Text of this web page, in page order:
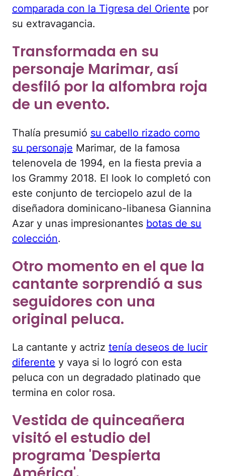
comparada con la Tigresa del Oriente por
su extravagancia.
Transformada en su
personaje Marimar, así
desfiló por la alfombra roja
de un evento.
Thalía presumió su cabello rizado como
su personaje Marimar, de la famosa
telenovela de 1994, en la fiesta previa a
los Grammy 2018. El look lo completó con
este conjunto de terciopelo azul de la
diseñadora dominicano-libanesa Giannina
Azar y unas impresionantes botas de su
colección.
Otro momento en el que la
cantante sorprendió a sus
seguidores con una
original peluca.
La cantante y actriz tenía deseos de lucir
diferente y vaya si lo logró con esta
peluca con un degradado platinado que
termina en color rosa.
Vestida de quinceañera
visitó el estudio del
programa 'Despierta